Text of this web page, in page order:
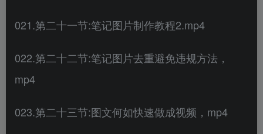
021.第二十一节:笔记图片制作教程2.mp4
022.第二十二节:笔记图片去重避免违规方法，
mp4
023.第二十三节:图文何如快速做成视频，mp4